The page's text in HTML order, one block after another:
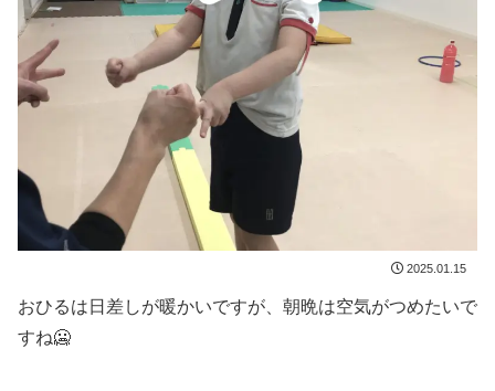
2025.01.15
おひるは日差しが暖かいですが、朝晩は空気がつめたいで
すね🥶